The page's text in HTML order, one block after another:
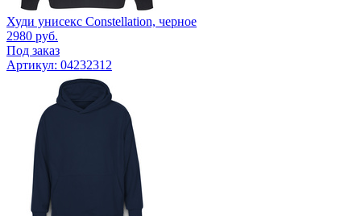
Худи унисекс Constellation, черное
2980 руб.
Под заказ
Артикул: 04232312